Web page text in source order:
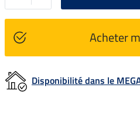
Acheter
Disponibilité dans le